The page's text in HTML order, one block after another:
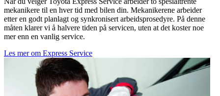
mekanikere til en hver tid med bilen din. Mekanikerene arbeider
etter en godt planlagt og synkronisert arbeidsprosedyre. På denne
måten klarer vi å halvere tiden på servicen, uten at det koster noe
mer enn en vanlig service.
Les mer om Express Service